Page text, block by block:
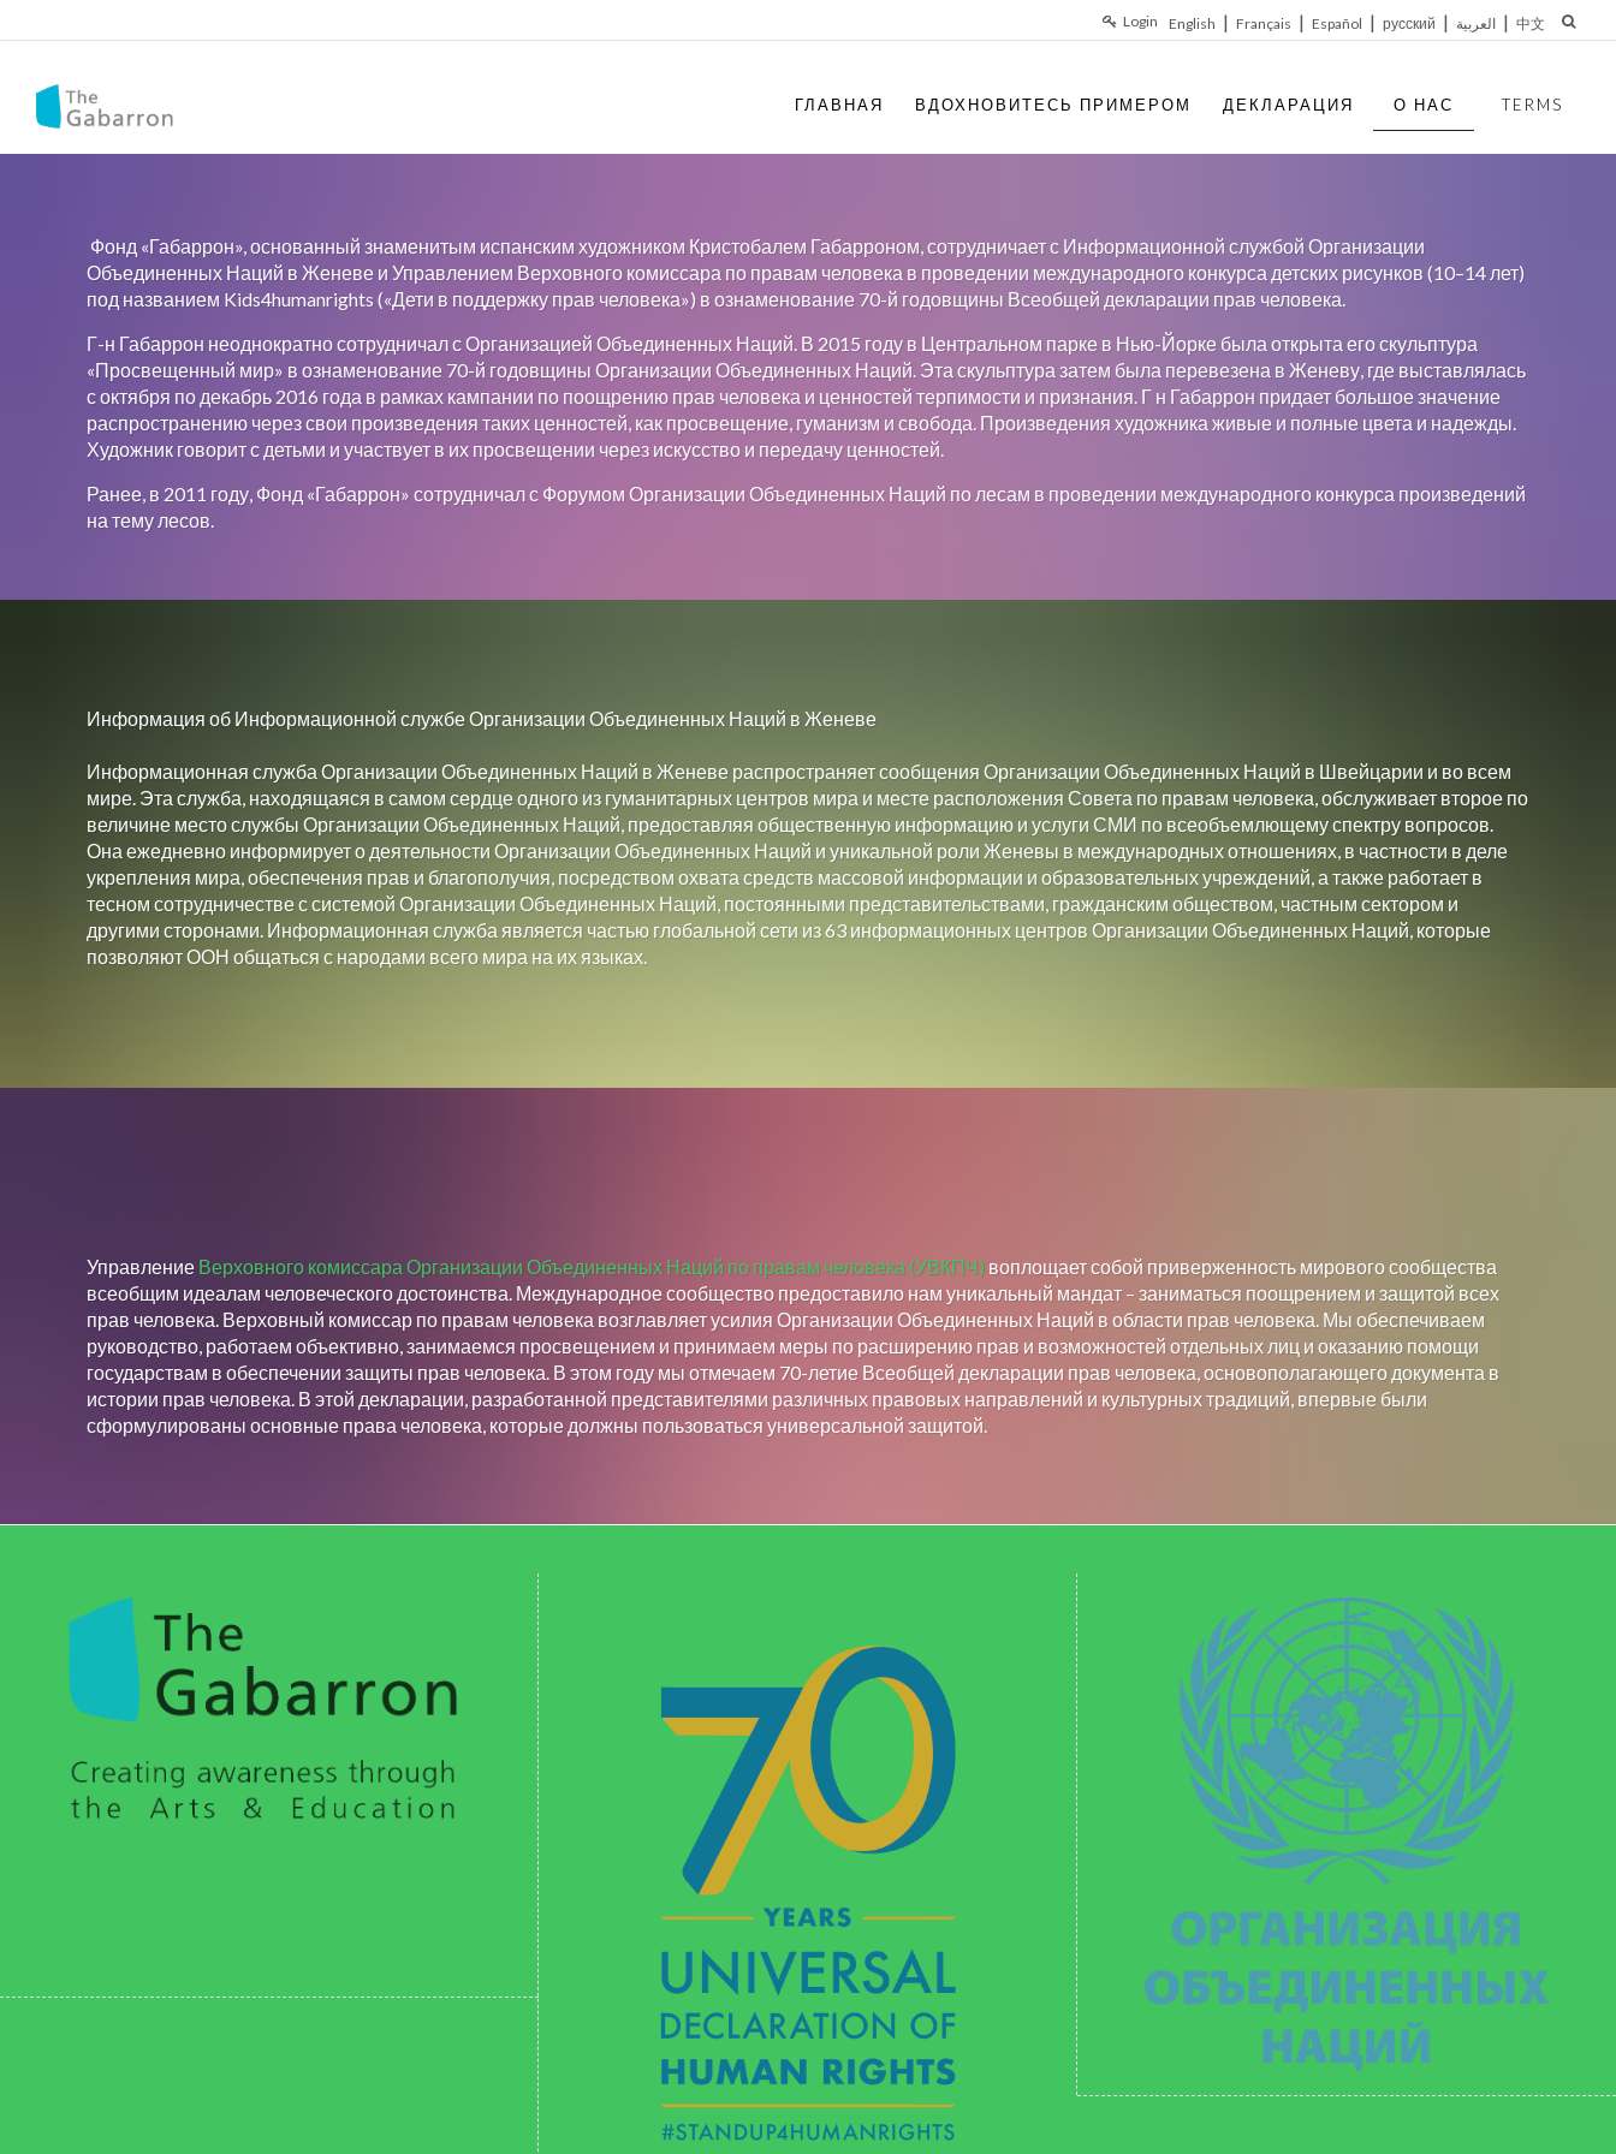
English | Français | Español | русский | العربية | 中文
Login
ГЛАВНАЯ ВДОХНОВИТЕСЬ ПРИМЕРОМ ДЕКЛАРАЦИЯ О НАС TERMS
Фонд «Габаррон», основанный знаменитым испанским художником Кристобалем Габарроном, сотрудничает с Информационной службой Организации
Объединенных Наций в Женеве и Управлением Верховного комиссара по правам человека в проведении международного конкурса детских рисунков (10–14 лет)
под названием Kids4humanrights («Дети в поддержку прав человека») в ознаменование 70-й годовщины Всеобщей декларации прав человека.
Г-н Габаррон неоднократно сотрудничал с Организацией Объединенных Наций. В 2015 году в Центральном парке в Нью-Йорке была открыта его скульптура
«Просвещенный мир» в ознаменование 70-й годовщины Организации Объединенных Наций. Эта скульптура затем была перевезена в Женеву, где выставлялась
с октября по декабрь 2016 года в рамках кампании по поощрению прав человека и ценностей терпимости и признания. Г н Габаррон придает большое значение
распространению через свои произведения таких ценностей, как просвещение, гуманизм и свобода. Произведения художника живые и полные цвета и надежды.
Художник говорит с детьми и участвует в их просвещении через искусство и передачу ценностей.
Ранее, в 2011 году, Фонд «Габаррон» сотрудничал с Форумом Организации Объединенных Наций по лесам в проведении международного конкурса произведений
на тему лесов.
Информация об Информационной службе Организации Объединенных Наций в Женеве
Информационная служба Организации Объединенных Наций в Женеве распространяет сообщения Организации Объединенных Наций в Швейцарии и во всем
мире. Эта служба, находящаяся в самом сердце одного из гуманитарных центров мира и месте расположения Совета по правам человека, обслуживает второе по
величине место службы Организации Объединенных Наций, предоставляя общественную информацию и услуги СМИ по всеобъемлющему спектру вопросов.
Она ежедневно информирует о деятельности Организации Объединенных Наций и уникальной роли Женевы в международных отношениях, в частности в деле
укрепления мира, обеспечения прав и благополучия, посредством охвата средств массовой информации и образовательных учреждений, а также работает в
тесном сотрудничестве с системой Организации Объединенных Наций, постоянными представительствами, гражданским обществом, частным сектором и
другими сторонами. Информационная служба является частью глобальной сети из 63 информационных центров Организации Объединенных Наций, которые
позволяют ООН общаться с народами всего мира на их языках.
Управление Верховного комиссара Организации Объединенных Наций по правам человека (УВКПЧ) воплощает собой приверженность мирового сообщества
всеобщим идеалам человеческого достоинства. Международное сообщество предоставило нам уникальный мандат – заниматься поощрением и защитой всех
прав человека. Верховный комиссар по правам человека возглавляет усилия Организации Объединенных Наций в области прав человека. Мы обеспечиваем
руководство, работаем объективно, занимаемся просвещением и принимаем меры по расширению прав и возможностей отдельных лиц и оказанию помощи
государствам в обеспечении защиты прав человека. В этом году мы отмечаем 70-летие Всеобщей декларации прав человека, основополагающего документа в
истории прав человека. В этой декларации, разработанной представителями различных правовых направлений и культурных традиций, впервые были
сформулированы основные права человека, которые должны пользоваться универсальной защитой.